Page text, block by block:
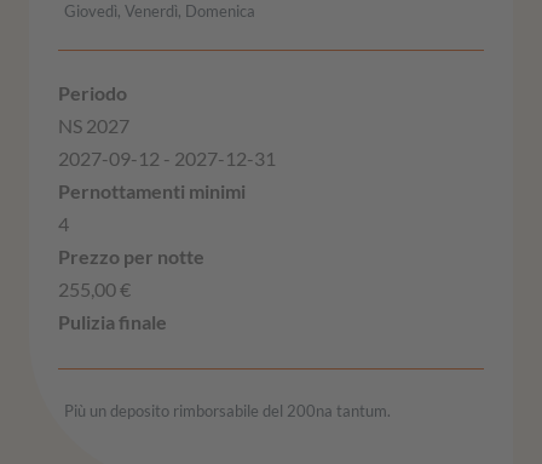
Giovedì, Venerdì, Domenica
NS 2027
2027-09-12 - 2027-12-31
4
255,00 €
Più un deposito rimborsabile del 200na tantum.